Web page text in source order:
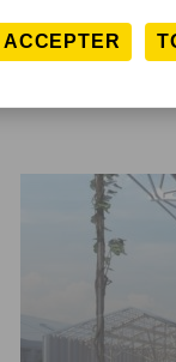
portes
portes ouvertes